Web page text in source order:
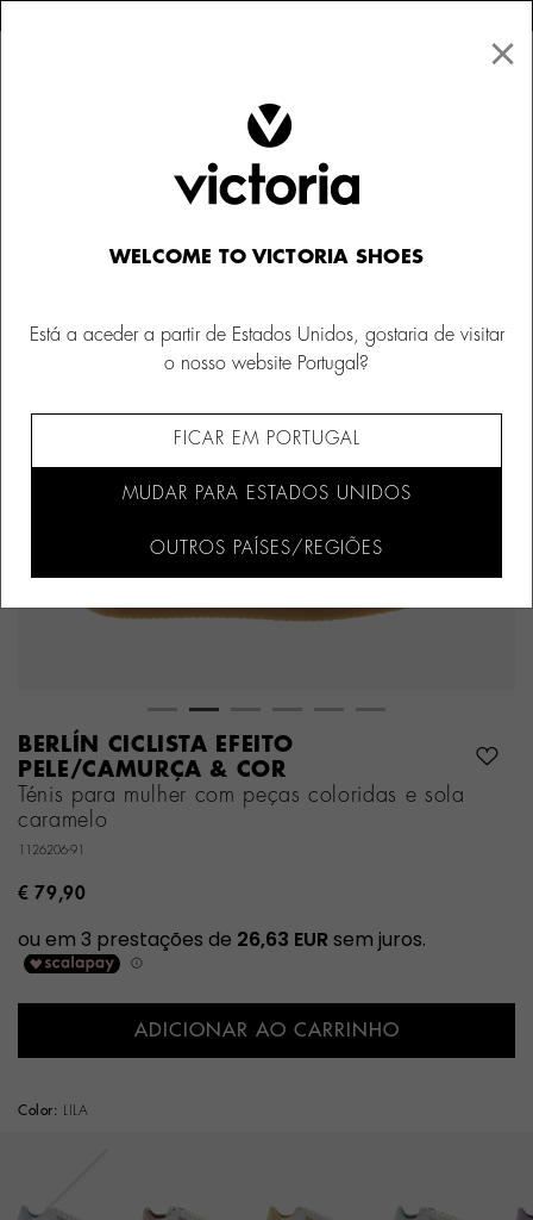
BERLÍN CICLISTA EFEITO
PELE/CAMURÇA & COR
Ténis para mulher com peças coloridas e sola
caramelo
1126206-91
€ 79,90
ADICIONAR AO CARRINHO
Color: LILA
×
WELCOME TO VICTORIA SHOES
Está a aceder a partir de Estados Unidos, gostaria de visitar
o nosso website Portugal?
FICAR EM PORTUGAL
MUDAR PARA ESTADOS UNIDOS
OUTROS PAÍSES/REGIÕES